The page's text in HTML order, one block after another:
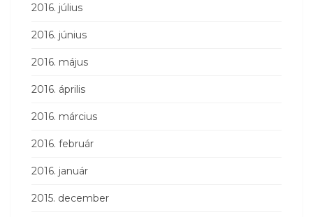
2016. július
2016. június
2016. május
2016. április
2016. március
2016. február
2016. január
2015. december